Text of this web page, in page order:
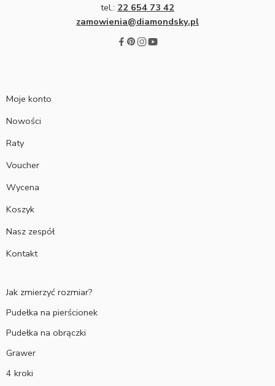
tel.: 22 654 73 42
zamowienia@diamondsky.pl
Moje konto
Nowości
Raty
Voucher
Wycena
Koszyk
Nasz zespół
Kontakt
Jak zmierzyć rozmiar?
Pudełka na pierścionek
Pudełka na obrączki
Grawer
4 kroki